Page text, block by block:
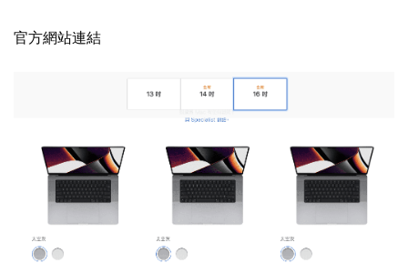
官方網站連結